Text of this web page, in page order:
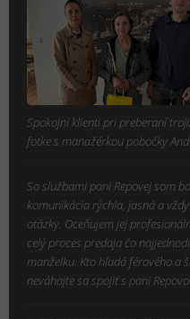
Spokojní klienti pri preberaní
fotke s manažérkou pobočky
So službami pani Repovej som
komunikácia rýchla, jasná a
otázky. Oceňujem jej
celý proces predaja čo
manželku. Kto hľadá férového a
neváhajte sa spojiť s pani